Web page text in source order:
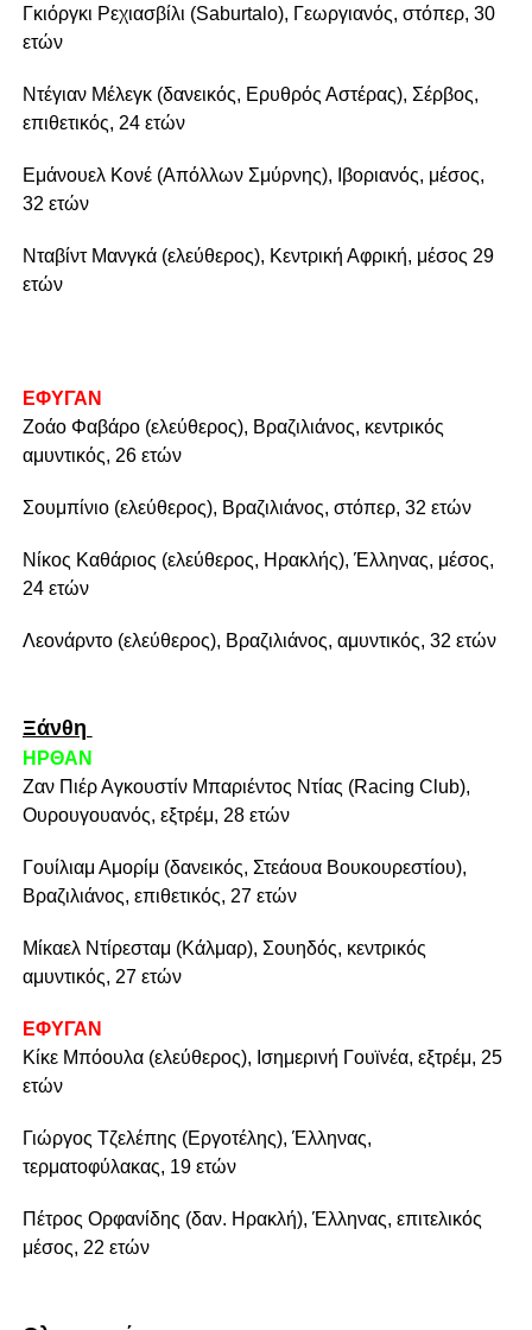
Γκιόργκι Ρεχιασβίλι (Saburtalo), Γεωργιανός, στόπερ, 30
ετών
Ντέγιαν Μέλεγκ (δανεικός, Ερυθρός Αστέρας), Σέρβος,
επιθετικός, 24 ετών
Εμάνουελ Κονέ (Απόλλων Σμύρνης), Ιβοριανός, μέσος,
32 ετών
Νταβίντ Μανγκά (ελεύθερος), Κεντρική Αφρική, μέσος 29
ετών
ΕΦΥΓΑΝ
Ζοάο Φαβάρο (ελεύθερος), Βραζιλιάνος, κεντρικός
αμυντικός, 26 ετών
Σουμπίνιο (ελεύθερος), Βραζιλιάνος, στόπερ, 32 ετών
Νίκος Καθάριος (ελεύθερος, Ηρακλής), Έλληνας, μέσος,
24 ετών
Λεονάρντο (ελεύθερος), Βραζιλιάνος, αμυντικός, 32 ετών
Ξάνθη
ΗΡΘΑΝ
Ζαν Πιέρ Αγκουστίν Μπαριέντος Ντίας (Racing Club),
Ουρουγουανός, εξτρέμ, 28 ετών
Γουίλιαμ Αμορίμ (δανεικός, Στεάουα Βουκουρεστίου),
Βραζιλιάνος, επιθετικός, 27 ετών
Μίκαελ Ντίρεσταμ (Κάλμαρ), Σουηδός, κεντρικός
αμυντικός, 27 ετών
ΕΦΥΓΑΝ
Κίκε Μπόουλα (ελεύθερος), Ισημερινή Γουϊνέα, εξτρέμ, 25
ετών
Γιώργος Τζελέπης (Εργοτέλης), Έλληνας,
τερματοφύλακας, 19 ετών
Πέτρος Ορφανίδης (δαν. Ηρακλή), Έλληνας, επιτελικός
μέσος, 22 ετών